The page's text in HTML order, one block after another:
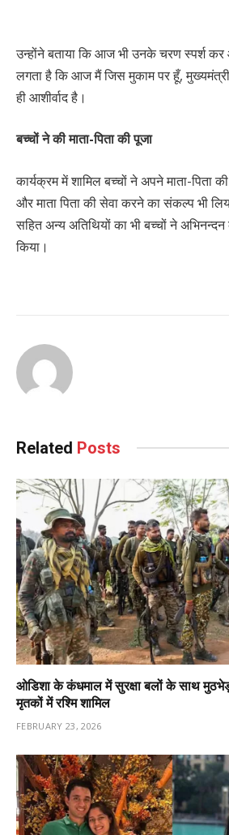
उन्होंने बताया कि आज भी उनके चरण स्पर्श
लगता है कि आज मैं जिस मुकाम पर हूँ, मुख्यमंत्री
ही आशीर्वाद है।
बच्चों ने की माता-पिता की पूजा
कार्यक्रम में शामिल बच्चों ने अपने माता-पिता
और माता पिता की सेवा करने का संकल्प भी
सहित अन्य अतिथियों का भी बच्चों ने अभिनन्दन
किया।
Related Posts
ओडिशा के कंधमाल में सुरक्षा बलों के साथ
मृतकों में रश्मि शामिल
FEBRUARY 23, 2026